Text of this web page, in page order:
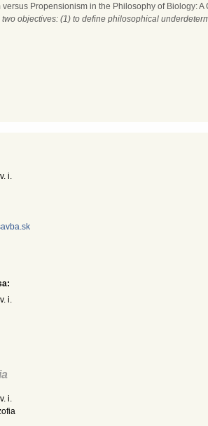
versus Propensionism in the Philosophy of Biology:
two objectives: (1) to define philosophical
i.
i.
i.